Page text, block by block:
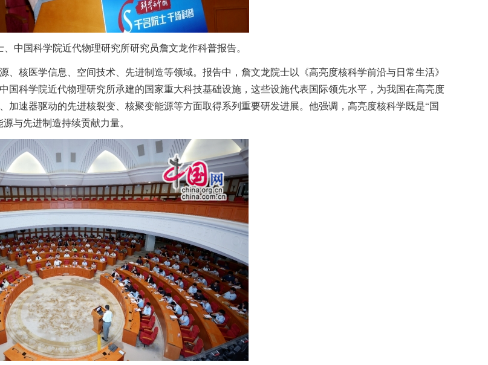
、中国科学院近代物理研究所研究员詹文龙作科普报告。
核医学信息、空间技术、先进制造等领域。报告中，詹文龙院士以《高亮度核科学前沿与日常生活》
国科学院近代物理研究所承建的国家重大科技基础设施，这些设施代表国际领先水平，为我国在高亮度
速器驱动的先进核裂变、核聚变能源等方面取得系列重要研发进展。他强调，高亮度核科学既是“国
与先进制造持续贡献力量。